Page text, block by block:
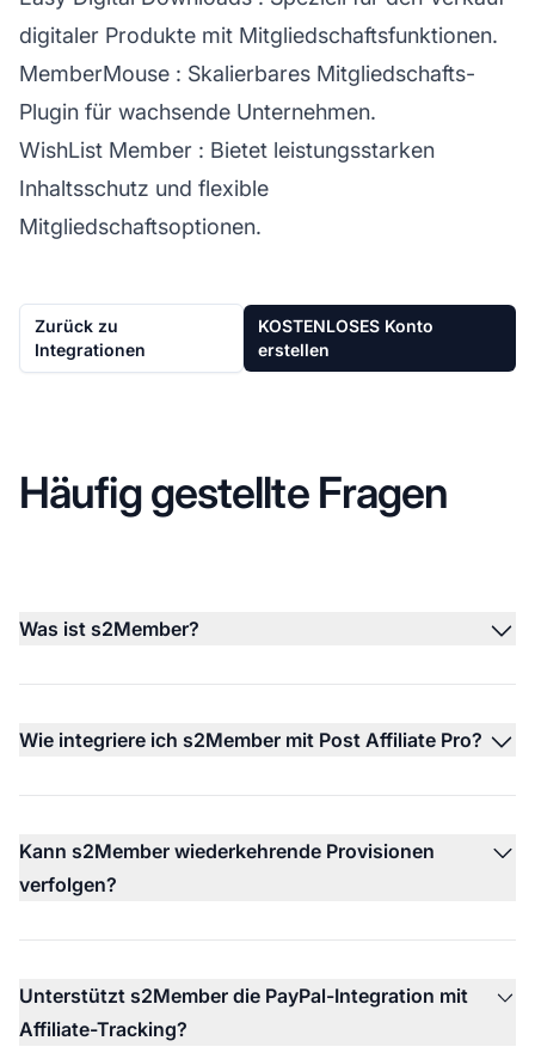
digitaler Produkte mit Mitgliedschaftsfunktionen.
MemberMouse : Skalierbares Mitgliedschafts-
Plugin für wachsende Unternehmen.
WishList Member : Bietet leistungsstarken
Inhaltsschutz und flexible
Mitgliedschaftsoptionen.
Zurück zu
Integrationen
KOSTENLOSES Konto
erstellen
Häufig gestellte Fragen
Was ist s2Member?
Wie integriere ich s2Member mit Post Affiliate Pro?
Kann s2Member wiederkehrende Provisionen
verfolgen?
Unterstützt s2Member die PayPal-Integration mit
Affiliate-Tracking?